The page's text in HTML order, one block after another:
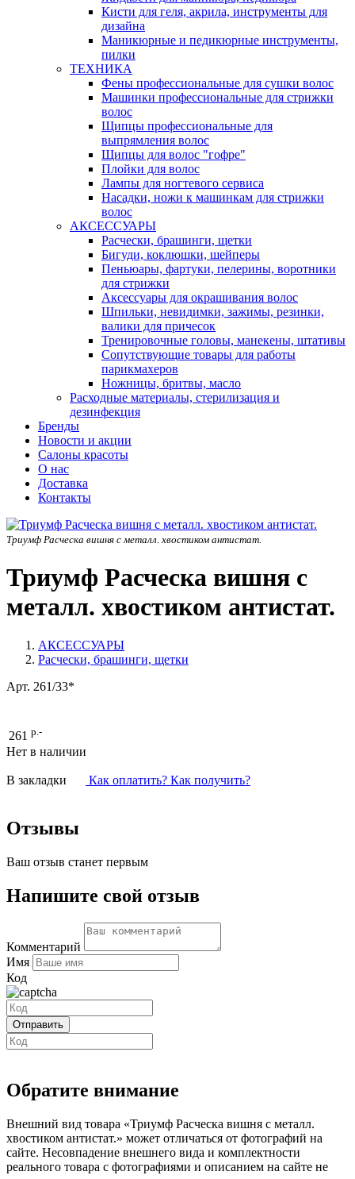
Кисти для геля, акрила, инструменты для
дизайна
Маникюрные и педикюрные инструменты,
пилки
ТЕХНИКА
Фены профессиональные для сушки волос
Машинки профессиональные для стрижки
волос
Щипцы профессиональные для
выпрямления волос
Щипцы для волос "гофре"
Плойки для волос
Лампы для ногтевого сервиса
Насадки, ножи к машинкам для стрижки
волос
АКСЕССУАРЫ
Расчески, брашинги, щетки
Бигуди, коклюшки, шейперы
Пеньюары, фартуки, пелерины, воротники
для стрижки
Аксессуары для окрашивания волос
Шпильки, невидимки, зажимы, резинки,
валики для причесок
Тренировочные головы, манекены, штативы
Сопутствующие товары для работы
парикмахеров
Ножницы, бритвы, масло
Расходные материалы, стерилизация и
дезинфекция
Бренды
Новости и акции
Салоны красоты
О нас
Доставка
Контакты
Триумф Расческа вишня с металл. хвостиком антистат.
Триумф Расческа вишня с
металл. хвостиком антистат.
АКСЕССУАРЫ
Расчески, брашинги, щетки
Арт. 261/33*
261 р.-
Нет в наличии
В закладки Как оплатить? Как получить?
Отзывы
Ваш отзыв станет первым
Напишите свой отзыв
Комментарий
Имя
Код
Обратите внимание
Внешний вид товара «Триумф Расческа вишня с металл.
хвостиком антистат.» может отличаться от фотографий на
сайте. Несовпадение внешнего вида и комплектности
реального товара с фотографиями и описанием на сайте не